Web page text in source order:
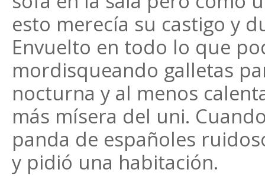
esto merecía su castigo y
Envuelto en todo lo que
mordisqueando galletas
nocturna y al menos
más mísera del uni.
panda de españoles
y pidió una habitación.